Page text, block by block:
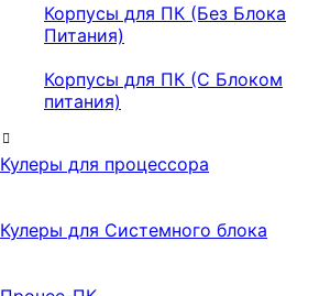
Корпусы для ПК (Без Блока
Питания)
Корпусы для ПК (С Блоком
питания)
Кулеры для процессора
Кулеры для Системного блока